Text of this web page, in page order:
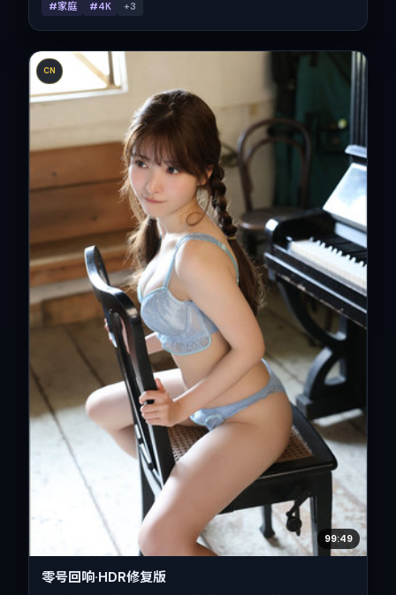
#家庭 #4K +3
CN
99:49
零号回响·HDR修复版